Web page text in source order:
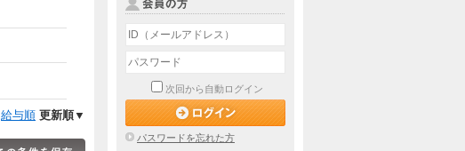
給与順 更新順▼
次回から自動ログイン
パスワードを忘れた方